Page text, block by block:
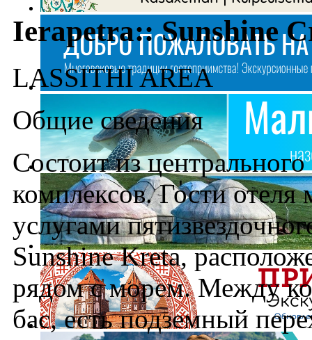
Ierapetra:: Sunshine
LASSITHI AREA
Общие сведения
Состоит из
комплексов. Гости отеля
услугами
Sunshine Kreta,
рядом с морем. Между
бас, есть подземный